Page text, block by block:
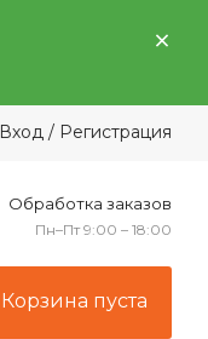
Вход / Регистрация
Обработка заказов
Пн–Пт 9:00 – 18:00
Корзина пуста